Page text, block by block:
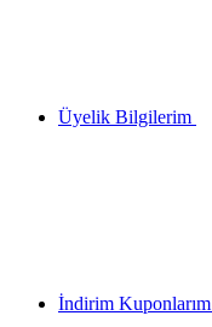
Üyelik Bilgilerim
İndirim Kuponlarım